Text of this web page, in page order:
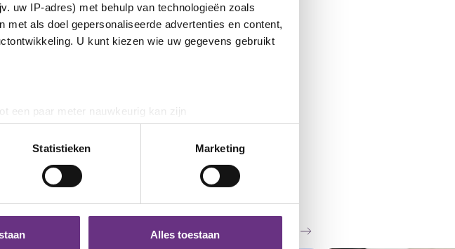
uw IP-adres) met behulp van technologieën zoals
als doel gepersonaliseerde advertenties en content,
U kunt kiezen wie uw gegevens gebruikt
een paar meter nauwkeurig kan zijn
eigenschappen (fingerprinting)
stel uw voorkeuren in het
detailgedeeltein. U kunt uw
van onze site met onze partners voor social
combineren met andere informatie die u aan ze heeft
Statistieken Marketing
Alles toestaan